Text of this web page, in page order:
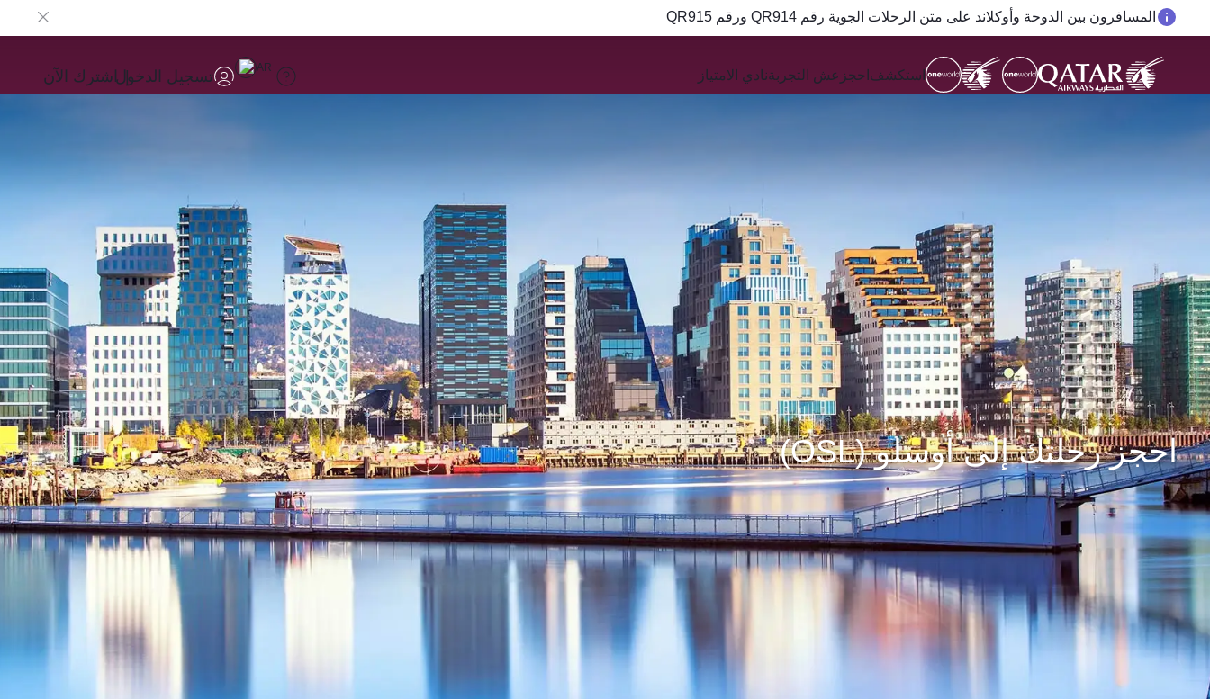
المسافرون بين الدوحة وأوكلاند على متن الرحلات الجوية رقم QR914 ورقم QR915
استكشف احجز عش التجربةنادي الامتياز AR تسجيل الدخولاشترك الآن
احجز رحلتك إلى أوسلو (OSL)